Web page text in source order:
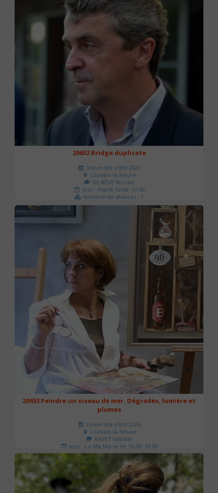
20652 Bridge duplicate
Université d'été 2026
Louvain-la-Neuve
DE NÈVE Nicolas
Jour : mardi 10:00- 17:00
Nombre de séances : 1
50 €
20653 Peindre un oiseau de mer. Dégradés, lumière et
plumes
Université d'été 2026
Louvain-la-Neuve
RAVET Isabelle
Jour : Lu-Ma-Me-Je-Ve 10:00- 16:00
Nombre de séances : 2